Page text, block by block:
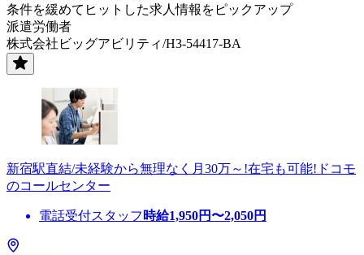
条件を緩めてヒットした求人情報をピックアップ
派遣労働者
株式会社ビッグアビリティ/H3-54417-BA
新宿駅直結/未経験から無理なく月30万～!在宅も可能!ドコモ
のコールセンター
電話受付スタッフ 時給1,950円〜2,050円